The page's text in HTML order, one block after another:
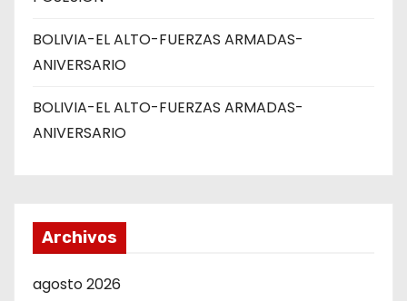
BOLIVIA-EL ALTO-FUERZAS ARMADAS-
ANIVERSARIO
BOLIVIA-EL ALTO-FUERZAS ARMADAS-
ANIVERSARIO
Archivos
agosto 2026